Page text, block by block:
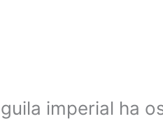
imperial ha